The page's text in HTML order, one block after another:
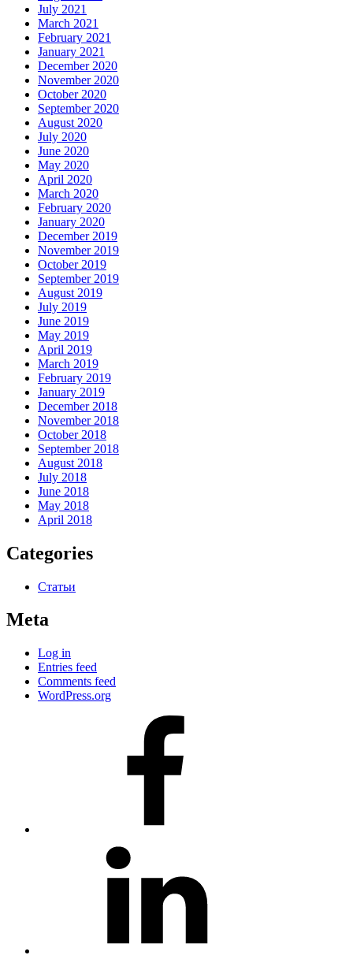
July 2021
March 2021
February 2021
January 2021
December 2020
November 2020
October 2020
September 2020
August 2020
July 2020
June 2020
May 2020
April 2020
March 2020
February 2020
January 2020
December 2019
November 2019
October 2019
September 2019
August 2019
July 2019
June 2019
May 2019
April 2019
March 2019
February 2019
January 2019
December 2018
November 2018
October 2018
September 2018
August 2018
July 2018
June 2018
May 2018
April 2018
Categories
Статьи
Meta
Log in
Entries feed
Comments feed
WordPress.org